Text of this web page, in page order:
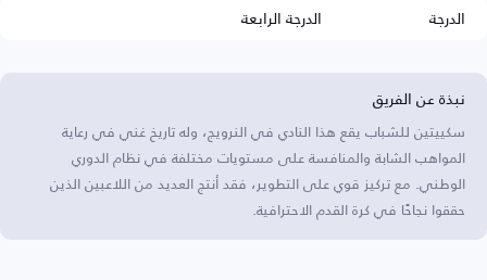
الدرجة
الدرجة الرابعة
نبذة عن الفريق
سكييتين للشباب يقع هذا النادي في النرويج، وله تاريخ غني في رعاية
المواهب الشابة والمنافسة على مستويات مختلفة في نظام الدوري
الوطني. مع تركيز قوي على التطوير، فقد أنتج العديد من اللاعبين الذين
حققوا نجاحًا في كرة القدم الاحترافية.